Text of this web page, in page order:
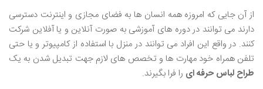
از آن جایی که امروزه همه انسان‌ ها به فضای مجازی و اینترنت دسترسی
دارند می ‌توانند در دوره‌ های آموزشی به صورت آنلاین و یا آفلاین شرکت
کنند. در واقع این افراد می ‌توانند در منزل با استفاده از کامپیوتر و یا حتی
تلفن همراه خود مهارت‌ ها و تخصص ‌های لازم جهت تبدیل شدن به یک
طراح لباس حرفه ‌ای را فرا بگیرند.